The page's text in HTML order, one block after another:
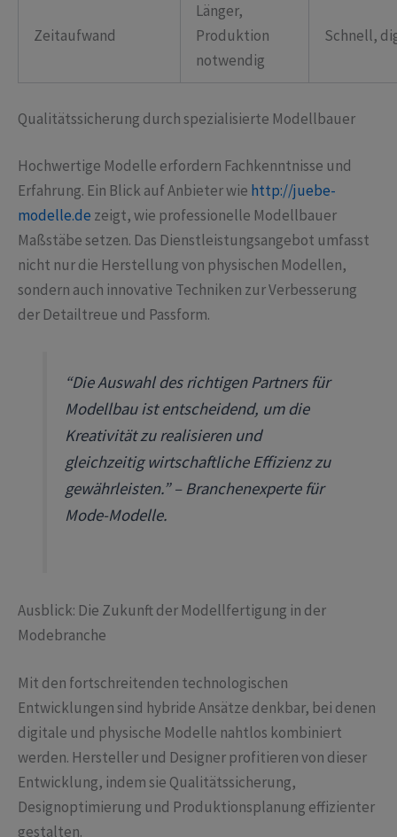
Zeitaufwand
Länger,
Produktion
notwendig
Schnell,
Qualitätssicherung durch spezialisierte Modellbauer
Hochwertige Modelle erfordern Fachkenntnisse und
Erfahrung. Ein Blick auf Anbieter wie http://juebe-
modelle.de zeigt, wie professionelle Modellbauer
Maßstäbe setzen. Das Dienstleistungsangebot umfasst
nicht nur die Herstellung von physischen Modellen,
sondern auch innovative Techniken zur Verbesserung
der Detailtreue und Passform.
“Die Auswahl des richtigen Partners für
Modellbau ist entscheidend, um die
Kreativität zu realisieren und
gleichzeitig wirtschaftliche Effizienz zu
gewährleisten.” – Branchenexperte für
Mode-Modelle.
Ausblick: Die Zukunft der Modellfertigung in der
Modebranche
Mit den fortschreitenden technologischen
Entwicklungen sind hybride Ansätze denkbar, bei denen
digitale und physische Modelle nahtlos kombiniert
werden. Hersteller und Designer profitieren von dieser
Entwicklung, indem sie Qualitätssicherung,
Designoptimierung und Produktionsplanung effizienter
gestalten.